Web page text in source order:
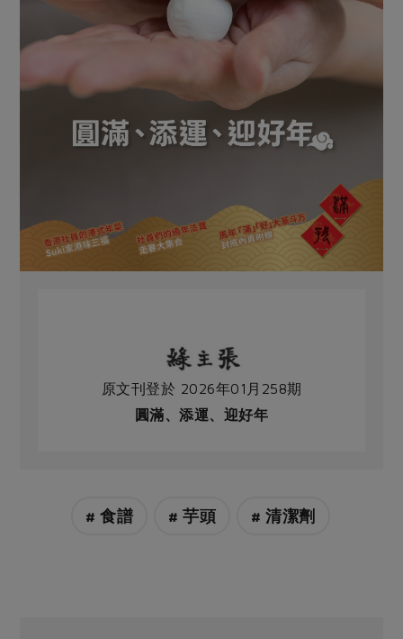
原文刊登於 2026年01月258期
圓滿、添運、迎好年
# 食譜 # 芋頭 # 清潔劑